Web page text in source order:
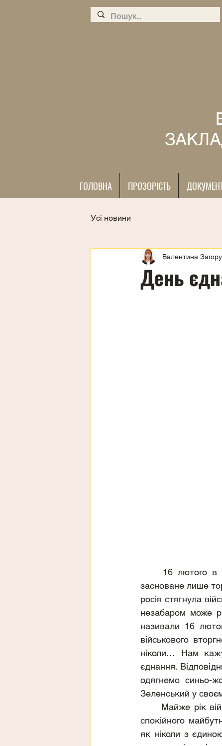
ГОЛОВНА ПРОЗОРІСТЬ
Усі новини
День
Валентина
засноване лише
росія стягнула
незабаром може
називали 16
військового
ніколи… Нам
єднання.
одягнемо синьо-
Зеленський у
спокійного
як ніколи з